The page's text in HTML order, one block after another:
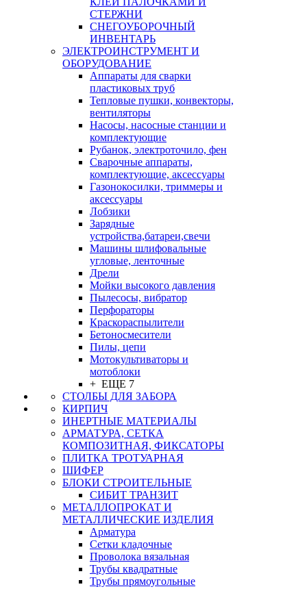
СТЕРЖНИ
СНЕГОУБОРОЧНЫЙ
ИНВЕНТАРЬ
ЭЛЕКТРОИНСТРУМЕНТ И
ОБОРУДОВАНИЕ
Аппараты для сварки
пластиковых труб
Тепловые пушки, конвекторы,
вентиляторы
Насосы, насосные станции и
комплектующие
Рубанок, электроточило, фен
Сварочные аппараты,
комплектующие, аксессуары
Газонокосилки, триммеры и
аксессуары
Лобзики
Зарядные
устройства,батареи,свечи
Машины шлифовальные
угловые, ленточные
Дрели
Мойки высокого давления
Пылесосы, вибратор
Перфораторы
Краскораспылители
Бетоносмесители
Пилы, цепи
Мотокультиваторы и
мотоблоки
+ ЕЩЕ 7
СТОЛБЫ ДЛЯ ЗАБОРА
КИРПИЧ
ИНЕРТНЫЕ МАТЕРИАЛЫ
АРМАТУРА, СЕТКА
КОМПОЗИТНАЯ, ФИКСАТОРЫ
ПЛИТКА ТРОТУАРНАЯ
ШИФЕР
БЛОКИ СТРОИТЕЛЬНЫЕ
СИБИТ ТРАНЗИТ
МЕТАЛЛОПРОКАТ И
МЕТАЛЛИЧЕСКИЕ ИЗДЕЛИЯ
Арматура
Сетки кладочные
Проволока вязальная
Трубы квадратные
Трубы прямоугольные